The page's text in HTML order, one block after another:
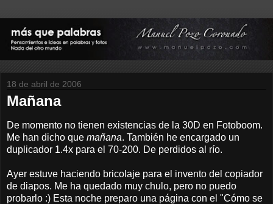
18 de abril de 2006
Mañana
De momento no tienen existencias de la 30D en Fotoboom.
Me han dicho que mañana. También he encargado un
duplicador 1.4x para el 70-200. De perdidos al río.
Ayer estuve haciendo bricolaje para el invento del copiador
de diapos. Me ha quedado muy chulo, pero no puedo
probarlo :) Esta noche preparo una página con el "Cómo se